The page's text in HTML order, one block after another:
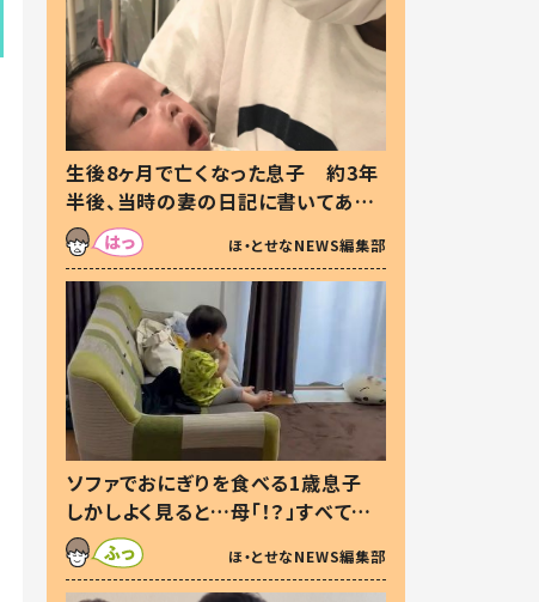
生後8ヶ月で亡くなった息子 約3年
半後、当時の妻の日記に書いてあっ
た本音とは
ほ・とせなNEWS編集部
ソファでおにぎりを食べる1歳息子
しかしよく見ると…母「！？」すべてを
察した母の投稿に「可愛いから許
す！」「現行犯〜」
ほ・とせなNEWS編集部